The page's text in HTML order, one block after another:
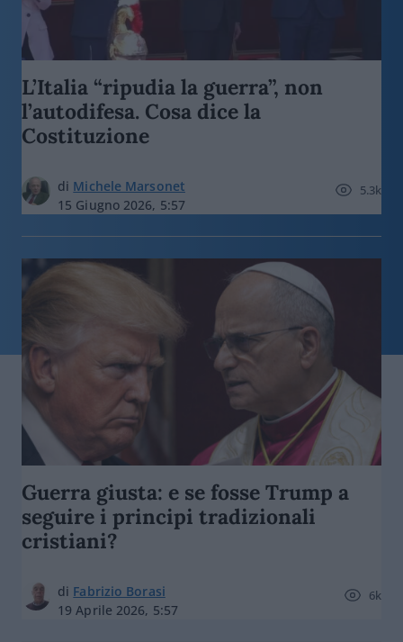
L’Italia “ripudia la guerra”, non
l’autodifesa. Cosa dice la
Costituzione
di Michele Marsonet
15 Giugno 2026, 5:57
5.3k
Guerra giusta: e se fosse Trump a
seguire i principi tradizionali
cristiani?
di Fabrizio Borasi
19 Aprile 2026, 5:57
6k